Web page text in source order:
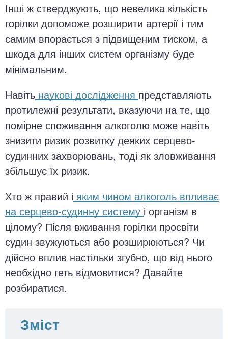
Інші ж стверджують, що невелика кількість
горілки допоможе розширити артерії і тим
самим впорається з підвищеним тиском, а
шкода для інших систем організму буде
мінімальним.
Навіть наукові дослідження представляють
протилежні результати, вказуючи на те, що
помірне споживання алкоголю може навіть
знизити ризик розвитку деяких серцево-
судинних захворювань, тоді як зловживання
збільшує їх ризик.
Хто ж правий і яким чином алкоголь впливає
на серцево-судинну систему і організм в
цілому? Після вживання горілки просвіти
судин звужуються або розширюються? Чи
дійсно вплив настільки згубно, що від нього
необхідно геть відмовитися? Давайте
розбиратися.
Зміст